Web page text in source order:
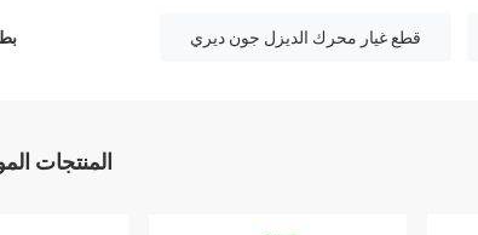
قطع غيار محرك الديزل جون ديري
المنتجات